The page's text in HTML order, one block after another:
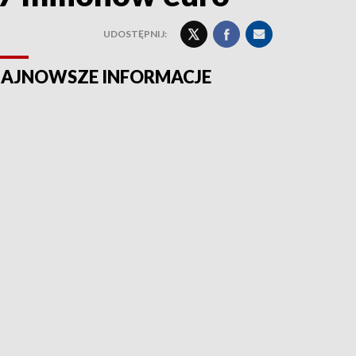
UDOSTĘPNIJ:
INFORMACJE